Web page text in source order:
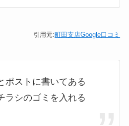
引用元:町田支店Google口コミ
ポストに書いてある
ラシのゴミを入れる